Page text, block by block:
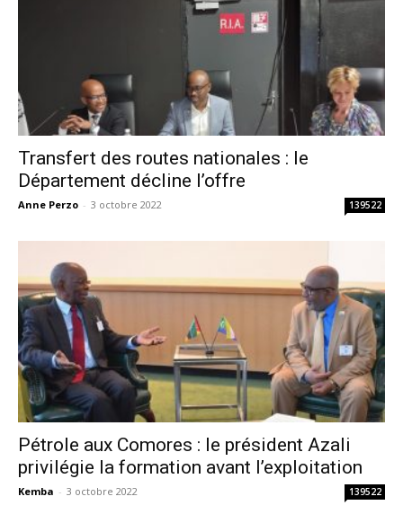
Transfert des routes nationales : le
Département décline l’offre
Anne Perzo - 3 octobre 2022 139522
Pétrole aux Comores : le président Azali
privilégie la formation avant l’exploitation
Kemba - 3 octobre 2022 139522